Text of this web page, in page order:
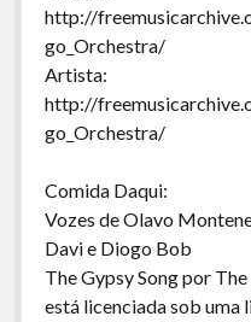
http://
go_Orchestra/
Artista:
http://
go_Orchestra/
Comida Daqui:
Vozes de Olavo
Davi e Diogo Bob
The Gypsy Song por
está licenciada sob uma